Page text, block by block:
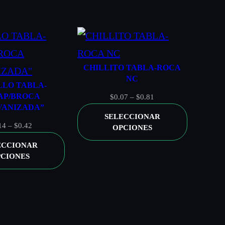
TABLA-
BROCA
– $0.42Rango
CHILLITO TABLA-ROCA
NC
$0.07 – $0.81
SELECCIONAR
OPCIONES